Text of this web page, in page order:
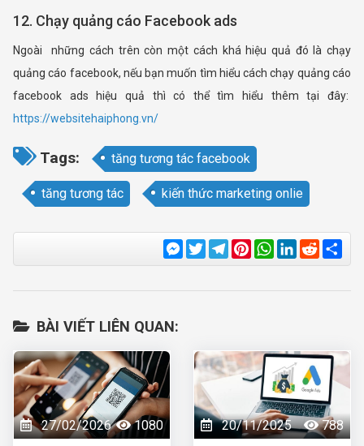
12. Chạy quảng cáo Facebook ads
Ngoài những cách trên còn một cách khá hiệu quả đó là chạy
quảng cáo facebook, nếu bạn muốn tìm hiểu cách chạy quảng cáo
facebook ads hiệu quả thì có thể tìm hiểu thêm tại đây:
https://websitehaiphong.vn/
Tags: tăng tương tác facebook
tăng tương tác kiến thức marketing onlie
Messenger
TwitterTelegram
Pinterest
WhatsApp
LinkedIn
Reddit
BÀI VIẾT LIÊN QUAN:
27/02/2026 1080 20/11/2025 788